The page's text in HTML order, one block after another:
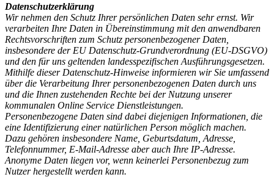
Datenschutzerklärung
Wir nehmen den Schutz Ihrer persönlichen Daten sehr ernst. Wir
verarbeiten Ihre Daten in Übereinstimmung mit den anwendbaren
Rechtsvorschriften zum Schutz personenbezogener Daten,
insbesondere der EU Datenschutz-Grundverordnung (EU-DSGVO)
und den für uns geltenden landesspezifischen Ausführungsgesetzen.
Mithilfe dieser Datenschutz-Hinweise informieren wir Sie umfassend
über die Verarbeitung Ihrer personenbezogenen Daten durch uns
und die Ihnen zustehenden Rechte bei der Nutzung unserer
kommunalen Online Service Dienstleistungen.
Personenbezogene Daten sind dabei diejenigen Informationen, die
eine Identifizierung einer natürlichen Person möglich machen.
Dazu gehören insbesondere Name, Geburtsdatum, Adresse,
Telefonnummer, E-Mail-Adresse aber auch Ihre IP-Adresse.
Anonyme Daten liegen vor, wenn keinerlei Personenbezug zum
Nutzer hergestellt werden kann.